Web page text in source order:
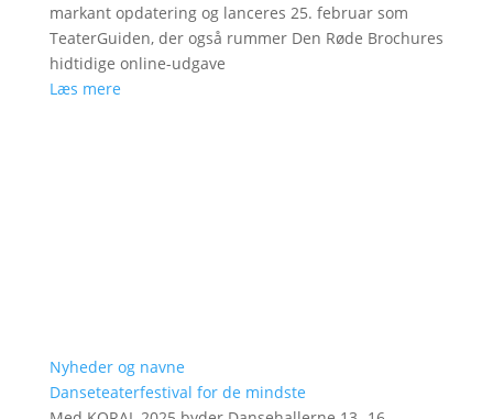
markant opdatering og lanceres 25. februar som
TeaterGuiden, der også rummer Den Røde Brochures
hidtidige online-udgave
Læs mere
Nyheder og navne
Danseteaterfestival for de mindste